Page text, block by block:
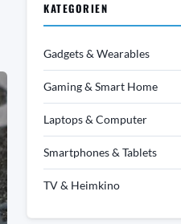
KATEGORIEN
Gadgets & Wearables
Gaming & Smart Home
Laptops & Computer
Smartphones & Tablets
TV & Heimkino